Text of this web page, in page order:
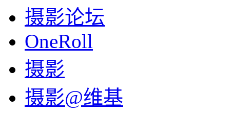
摄影论坛
OneRoll
摄影
摄影@维基